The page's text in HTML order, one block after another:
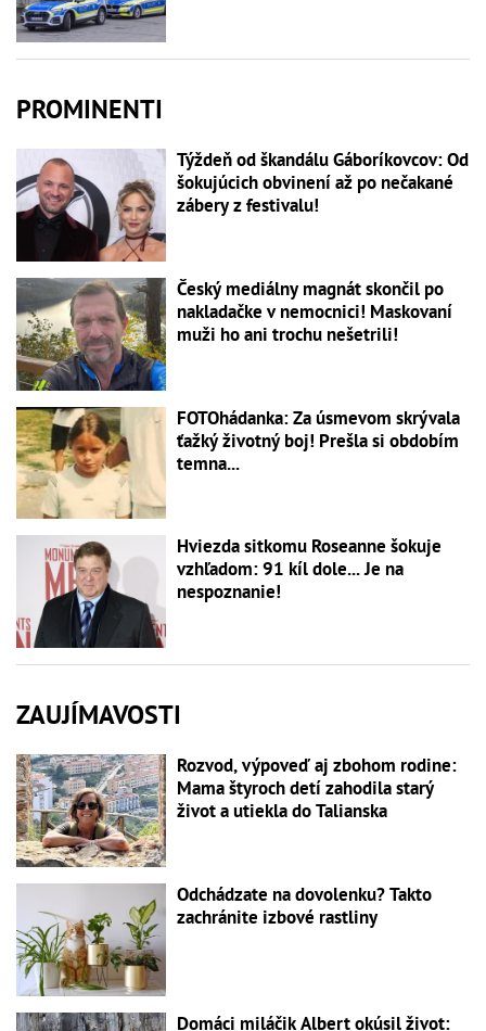
PROMINENTI
Týždeň od škandálu Gáboríkovcov: Od
šokujúcich obvinení až po nečakané
zábery z festivalu!
Český mediálny magnát skončil po
nakladačke v nemocnici! Maskovaní
muži ho ani trochu nešetrili!
FOTOhádanka: Za úsmevom skrývala
ťažký životný boj! Prešla si obdobím
temna...
Hviezda sitkomu Roseanne šokuje
vzhľadom: 91 kíl dole... Je na
nespoznanie!
ZAUJÍMAVOSTI
Rozvod, výpoveď aj zbohom rodine:
Mama štyroch detí zahodila starý
život a utiekla do Talianska
Odchádzate na dovolenku? Takto
zachránite izbové rastliny
Domáci miláčik Albert okúsil život: